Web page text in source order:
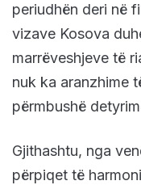
periudhën deri në
vizave Kosova
marrëveshjeve tё
nuk ka aranzhime
përmbushë
Gjithashtu, nga
përpiqet të